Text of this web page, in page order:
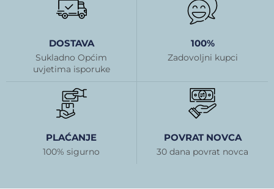
DOSTAVA
Sukladno Općim
uvjetima isporuke
100%
Zadovoljni kupci
PLAĆANJE
100% sigurno
POVRAT NOVCA
30 dana povrat novca